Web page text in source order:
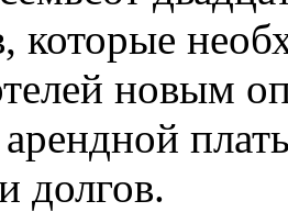
которые
новым
долгов.